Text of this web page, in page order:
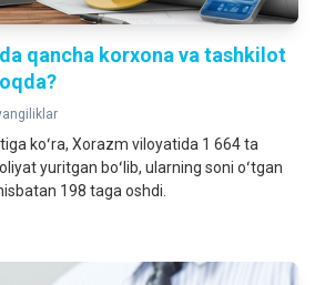
qancha korxona va tashkilot
koʻra, Xorazm viloyatida 1 664 ta
yuritgan boʻlib, ularning soni oʻtgan
198 taga oshdi.